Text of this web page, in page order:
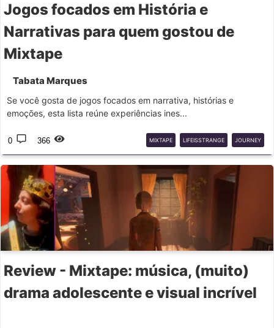
Jogos focados em História e
Narrativas para quem gostou de
Mixtape
Tabata Marques
Se você gosta de jogos focados em narrativa, histórias e
emoções, esta lista reúne experiências ines...
0 366 MIXTAPE LIFEISSTRANGE JOURNEY
STEAM SWITCH PS
Review - Mixtape: música, (muito)
drama adolescente e visual incrível